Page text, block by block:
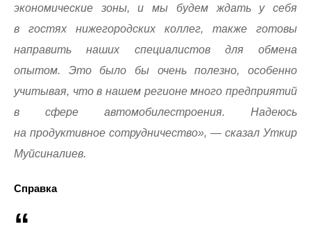
экономические зоны, и мы будем ждать у себя
в гостях нижегородских коллег, также готовы
направить наших специалистов для обмена
опытом. Это было бы очень полезно, особенно
учитывая, что в нашем регионе много предприятий
в сфере автомобилестроения. Надеюсь
на продуктивное сотрудничество», — сказал Уткир
Муйсиналиев.
Справка